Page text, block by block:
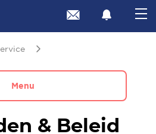
Menu
& Beleid